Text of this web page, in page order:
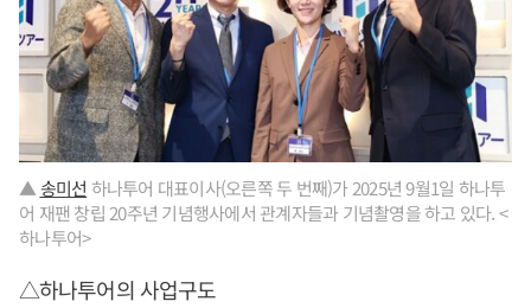
▲송미선 하나투어 대표이사(오른쪽 두 번째)가 2025년 9월1일 하나투
어 재팬 창립 20주년 기념행사에서 관계자들과 기념촬영을 하고 있다. <
하나투어>
△하나투어의 사업구도